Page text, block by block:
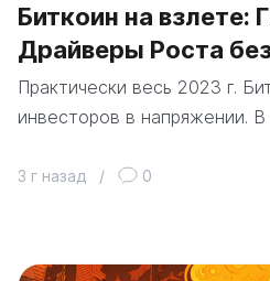
Биткоин на взлете:
Драйверы Роста
Практически весь 2023 г.
инвесторов в напряжении.
3 г назад / 0